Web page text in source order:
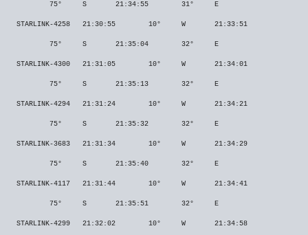
75° S 21:34:55 31° E
STARLINK-4258 21:30:55 10° W 21:33:51
75° S 21:35:04 32° E
STARLINK-4300 21:31:05 10° W 21:34:01
75° S 21:35:13 32° E
STARLINK-4294 21:31:24 10° W 21:34:21
75° S 21:35:32 32° E
STARLINK-3683 21:31:34 10° W 21:34:29
75° S 21:35:40 32° E
STARLINK-4117 21:31:44 10° W 21:34:41
75° S 21:35:51 32° E
STARLINK-4299 21:32:02 10° W 21:34:58